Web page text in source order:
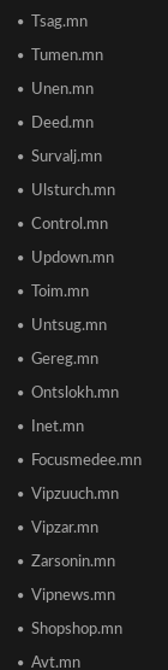
Tsag.mn
Tumen.mn
Unen.mn
Deed.mn
Survalj.mn
Ulsturch.mn
Control.mn
Updown.mn
Toim.mn
Untsug.mn
Gereg.mn
Ontslokh.mn
Inet.mn
Focusmedee.mn
Vipzuuch.mn
Vipzar.mn
Zarsonin.mn
Vipnews.mn
Shopshop.mn
Avt.mn